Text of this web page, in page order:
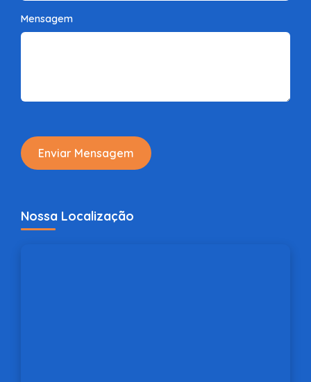
Mensagem
Enviar Mensagem
Nossa Localização